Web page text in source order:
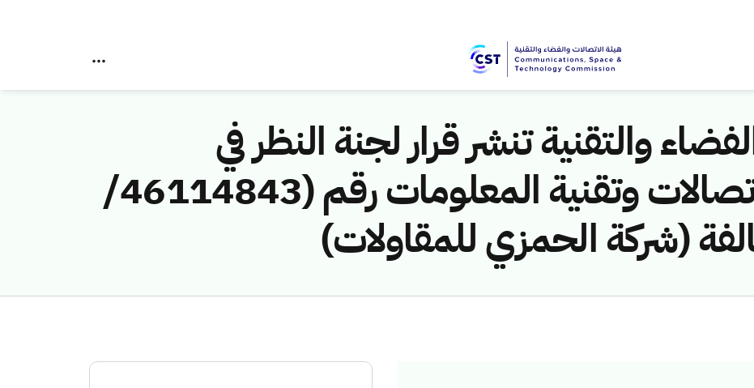
والتقنية تنشر قرار لجنة النظر في
مخالفات نظام الاتصالات وتقنية المعلومات رقم (46114843/